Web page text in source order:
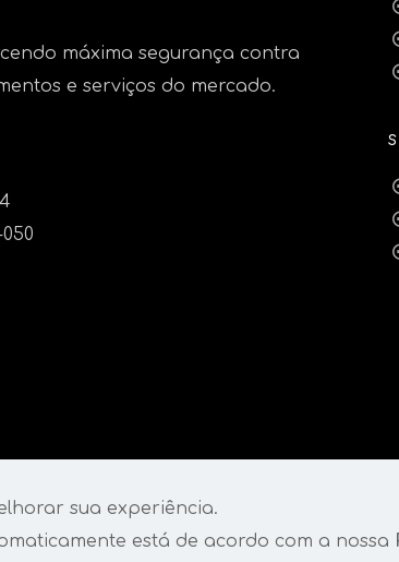
máxima segurança contra
e serviços do mercado.
Desenvolvido porBOX4 inc.
sua experiência.
está de acordo com a nossa